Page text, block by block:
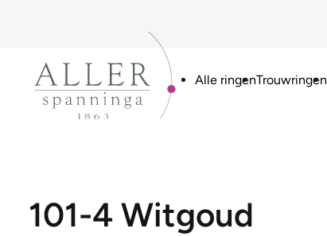
Alle ringenTrouwringen
101-4 Witgoud